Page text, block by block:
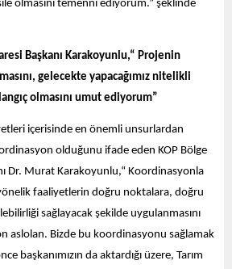
olmasını temenni ediyorum.” şeklinde
Başkanı Karakoyunlu,“ Projenin
gelecekte yapacağımız nitelikli
olmasını umut ediyorum”
içerisinde en önemli unsurlardan
olduğunu ifade eden KOP Bölge
Dr. Murat Karakoyunlu,“ Koordinasyonla
faaliyetlerin doğru noktalara, doğru
sağlayacak şekilde uygulanmasını
aslolan. Bizde bu koordinasyonu sağlamak
başkanımızın da aktardığı üzere, Tarım